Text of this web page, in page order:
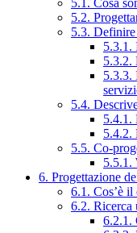
5.2.
5.3.
5.3.1.
5.3.2.
5.3.3.
5.4.
5.4.1.
5.4.2.
5.5. Co-
5.5.1.
6. Progettazione
6.1. Cos’è il
6.2. Ricerca
6.2.1.